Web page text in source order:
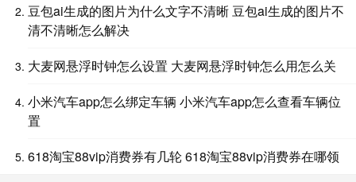
豆包ai生成的图片为什么文字不清晰 豆包ai生成的图片不
清不清晰怎么解决
大麦网悬浮时钟怎么设置 大麦网悬浮时钟怎么用怎么关
小米汽车app怎么绑定车辆 小米汽车app怎么查看车辆位
置
618淘宝88vip消费券有几轮 618淘宝88vip消费券在哪领